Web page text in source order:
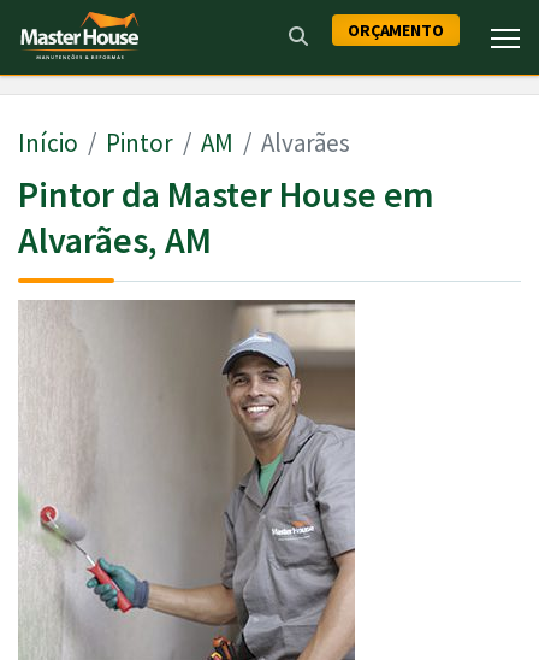
ORÇAMENTO
Início Pintor AM Alvarães
Pintor da Master House em
Alvarães, AM